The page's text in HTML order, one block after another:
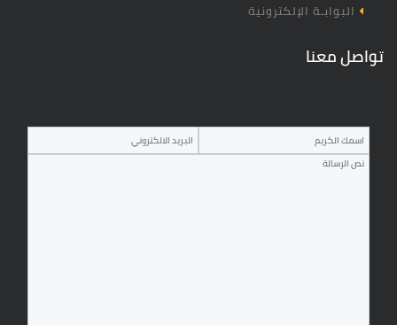
البوابـة الإلكترونية
تواصل معنا
‏اسم المرسل ‏ ‏البريد الالكتروني ‏